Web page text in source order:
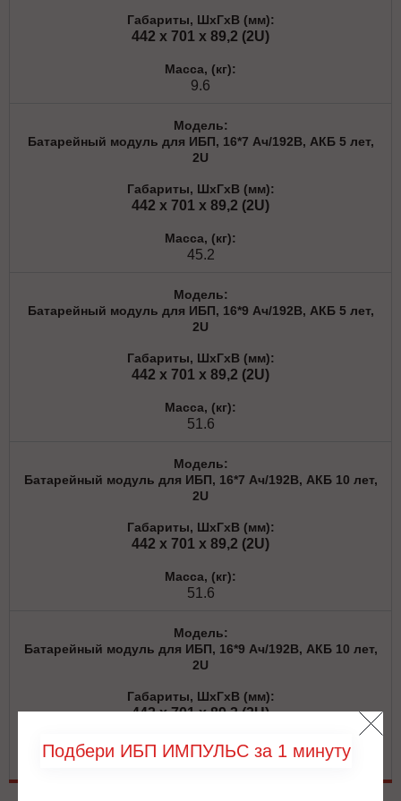
442 x 701 x 89,2 (2U)
9.6
Батарейный модуль для ИБП, 16*7 Ач/192В, АКБ 5 лет,
2U
442 x 701 x 89,2 (2U)
45.2
Батарейный модуль для ИБП, 16*9 Ач/192В, АКБ 5 лет,
2U
442 x 701 x 89,2 (2U)
51.6
Батарейный модуль для ИБП, 16*7 Ач/192В, АКБ 10 лет,
2U
442 x 701 x 89,2 (2U)
51.6
Батарейный модуль для ИБП, 16*9 Ач/192В, АКБ 10 лет,
2U
442 x 701 x 89,2 (2U)
54.8
Подбери ИБП ИМПУЛЬС за 1 минуту